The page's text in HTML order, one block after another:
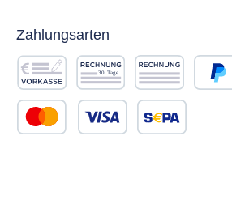
Zahlungsarten
Vorkasse Rechnung 30 Tage
Rechnung